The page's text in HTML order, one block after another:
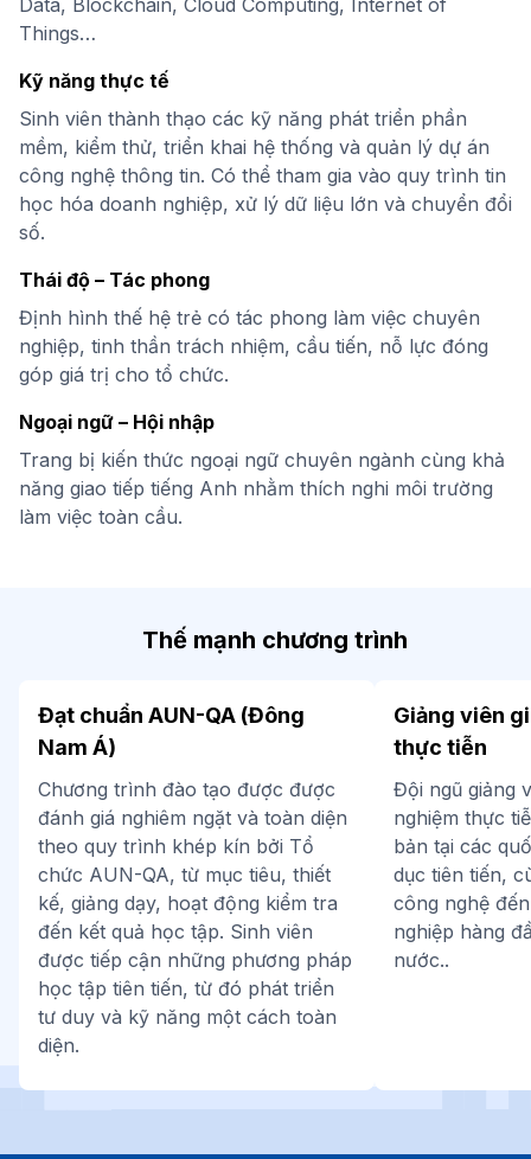
Things…
Kỹ năng thực tế
Sinh viên thành thạo các kỹ năng phát triển phần
mềm, kiểm thử, triển khai hệ thống và quản lý dự án
công nghệ thông tin. Có thể tham gia vào quy trình tin
học hóa doanh nghiệp, xử lý dữ liệu lớn và chuyển đổi
số.
Thái độ – Tác phong
Định hình thế hệ trẻ có tác phong làm việc chuyên
nghiệp, tinh thần trách nhiệm, cầu tiến, nỗ lực đóng
góp giá trị cho tổ chức.
Ngoại ngữ – Hội nhập
Trang bị kiến thức ngoại ngữ chuyên ngành cùng khả
năng giao tiếp tiếng Anh nhằm thích nghi môi trường
làm việc toàn cầu.
Thế mạnh chương trình
Đạt chuẩn AUN-QA (Đông
Nam Á)
Chương trình đào tạo được được
đánh giá nghiêm ngặt và toàn diện
theo quy trình khép kín bởi Tổ
chức AUN-QA, từ mục tiêu, thiết
kế, giảng dạy, hoạt động kiểm tra
đến kết quả học tập. Sinh viên
được tiếp cận những phương pháp
học tập tiên tiến, từ đó phát triển
tư duy và kỹ năng một cách toàn
diện.
Giảng viên
thực tiễn
Đội ngũ giảng
nghiệm thực
bản tại các
dục tiên tiến,
công nghệ
nghiệp hàng
nước..